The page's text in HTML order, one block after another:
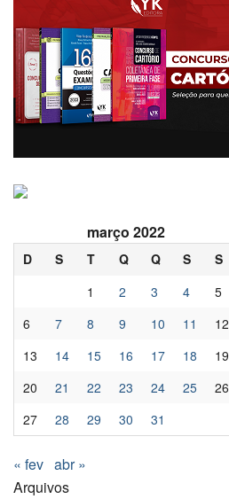
março 2022
D S T Q Q S
S
1
2 3 4
5
6
7 8 9 10 11
12
13
14 15 16 17 18
19
20
21 22 23 24 25
26
27
28 29 30 31
« fev abr »
Arquivos